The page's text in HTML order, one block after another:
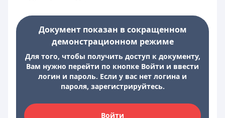
Документ показан в сокращенном
демонстрационном режиме
Для того, чтобы получить доступ к документу,
Вам нужно перейти по кнопке Войти и ввести
логин и пароль. Если у вас нет логина и
пароля, зарегистрируйтесь.
Войти